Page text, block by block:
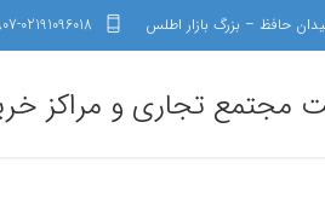
حافظ – بزرگ بازار اطلس 02191096018
مجتمع تجاری و مراکز